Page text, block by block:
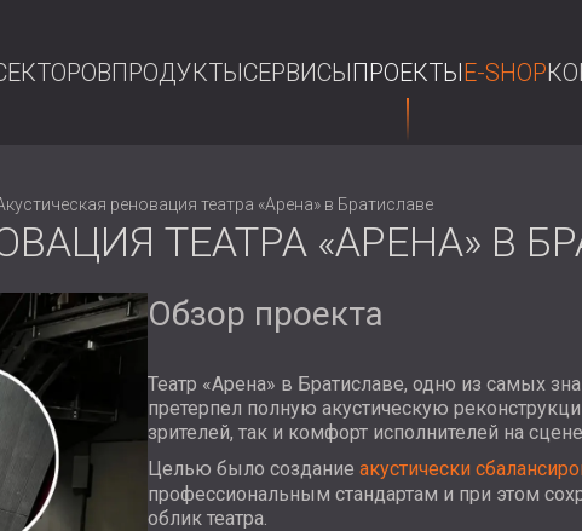
ПРОДУКТЫСЕРВИСЫПРОЕКТЫE-SHOP
реновация театра «Арена» в Братиславе
ТЕАТРА «АРЕНА» В
Обзор проекта
Театр «Арена» в Братиславе, одно из самых
претерпел полную акустическую
зрителей, так и комфорт исполнителей на
Целью было создание акустически
профессиональным стандартам и при этом
облик театра.